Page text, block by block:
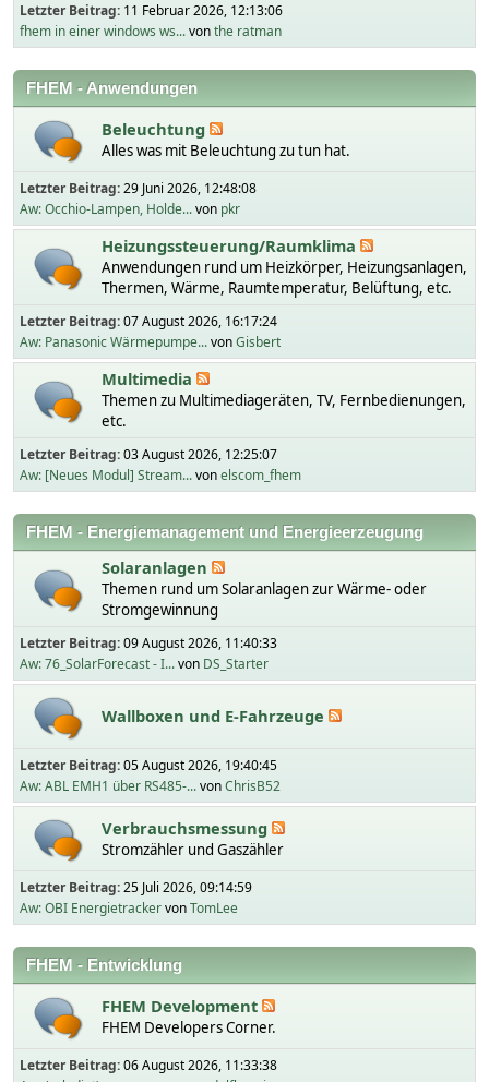
Letzter Beitrag: 11 Februar 2026, 12:13:06
fhem in einer windows ws...vonthe ratman
FHEM - Anwendungen
Beleuchtung
Alles was mit Beleuchtung zu tun hat.
Letzter Beitrag:29 Juni 2026, 12:48:08
Aw: Occhio-Lampen, Holde...von pkr
Heizungssteuerung/Raumklima
Anwendungen rund um Heizkörper, Heizungsanlagen,
Thermen, Wärme, Raumtemperatur, Belüftung, etc.
Letzter Beitrag:07 August 2026, 16:17:24
Aw: Panasonic Wärmepumpe...vonGisbert
Multimedia
Themen zu Multimediageräten, TV, Fernbedienungen,
etc.
Letzter Beitrag:03 August 2026, 12:25:07
Aw: [Neues Modul] Stream...vonelscom_fhem
FHEM - Energiemanagement und Energieerzeugung
Solaranlagen
Themen rund um Solaranlagen zur Wärme- oder
Stromgewinnung
Letzter Beitrag:09 August 2026, 11:40:33
Aw: 76_SolarForecast - I...von DS_Starter
Wallboxen und E-Fahrzeuge
Letzter Beitrag:05 August 2026, 19:40:45
Aw: ABL EMH1 über RS485-...vonChrisB52
Verbrauchsmessung
Stromzähler und Gaszähler
Letzter Beitrag:25 Juli 2026, 09:14:59
Aw: OBI EnergietrackervonTomLee
FHEM - Entwicklung
FHEM Development
FHEM Developers Corner.
Letzter Beitrag:06 August 2026, 11:33:38